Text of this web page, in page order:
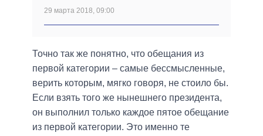
29 марта 2018, 09:00
Точно так же понятно, что обещания из
первой категории – самые бессмысленные,
верить которым, мягко говоря, не стоило бы.
Если взять того же нынешнего президента,
он выполнил только каждое пятое обещание
из первой категории. Это именно те